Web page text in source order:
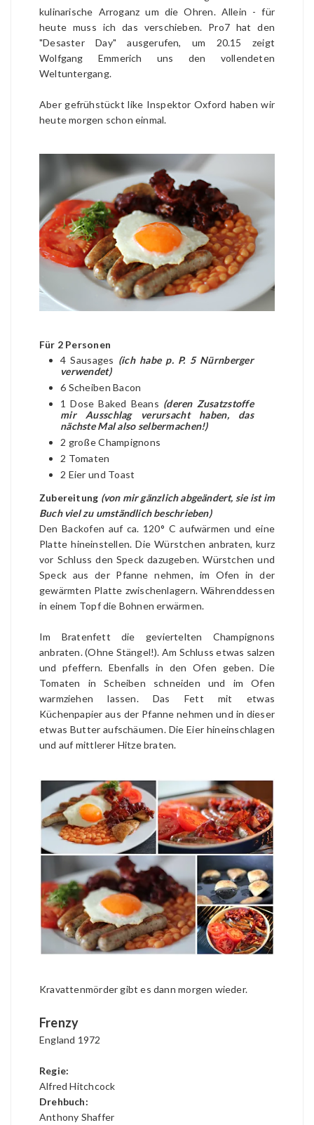
kulinarische Arroganz um die Ohren. Allein - für
heute muss ich das verschieben. Pro7 hat den
"Desaster Day" ausgerufen, um 20.15 zeigt
Wolfgang Emmerich uns den vollendeten
Weltuntergang.
Aber gefrühstückt like Inspektor Oxford haben wir
heute morgen schon einmal.
Für 2 Personen
4 Sausages (ich habe p. P. 5 Nürnberger
verwendet)
6 Scheiben Bacon
1 Dose Baked Beans (deren Zusatzstoffe
mir Ausschlag verursacht haben, das
nächste Mal also selbermachen!)
2 große Champignons
2 Tomaten
2 Eier und Toast
Zubereitung (von mir gänzlich abgeändert, sie ist im
Buch viel zu umständlichbeschrieben)
Den Backofen auf ca. 120° C aufwärmen und eine
Platte hineinstellen. Die Würstchen anbraten, kurz
vor Schluss den Speck dazugeben. Würstchen und
Speck aus der Pfanne nehmen, im Ofen in der
gewärmten Platte zwischenlagern. Währenddessen
in einem Topf die Bohnen erwärmen.
Im Bratenfett die geviertelten Champignons
anbraten. (Ohne Stängel!). Am Schluss etwas salzen
und pfeffern. Ebenfalls in den Ofen geben. Die
Tomaten in Scheiben schneiden und im Ofen
warmziehen lassen. Das Fett mit etwas
Küchenpapier aus der Pfanne nehmen und in dieser
etwas Butter aufschäumen. Die Eier hineinschlagen
und auf mittlerer Hitze braten.
Kravattenmörder gibt es dann morgen wieder.
Frenzy
England 1972
Regie:
Alfred Hitchcock
Drehbuch:
Anthony Shaffer